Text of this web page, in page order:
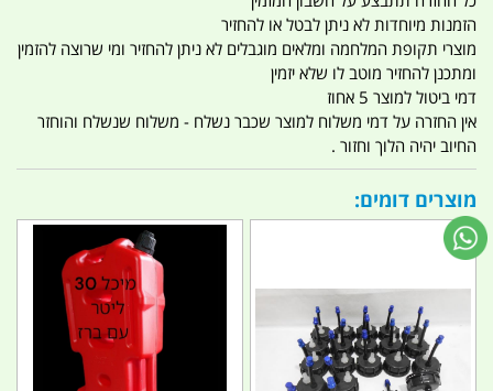
הזמנות מיוחדות לא ניתן לבטל או להחזיר
מוצרי תקופת המלחמה ומלאים מוגבלים לא ניתן להחזיר ומי שרוצה להזמין
ומתכנן להחזיר מוטב לו שלא יזמין
דמי ביטול למוצר 5 אחוז
אין החזרה על דמי משלוח למוצר שכבר נשלח - משלוח שנשלח והוחזר
החיוב יהיה הלוך וחזור .
מוצרים דומים: